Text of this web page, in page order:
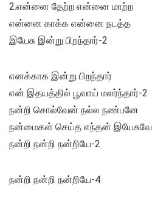
2.என்னை தேற்ற என்னை மாற்ற
என்னை காக்க என்னை நடத்த
இயேசு இன்று பிறந்தார்-2
எனக்காக இன்று பிறந்தார்
என் இதயத்தில் பூவாய் மலர்ந்தார்-2
நன்றி சொல்வேன் நல்ல நண்பனே
நன்மைகள் செய்த எந்தன் இயேசுவே
நன்றி நன்றி நன்றியே-2
நன்றி நன்றி நன்றியே-4